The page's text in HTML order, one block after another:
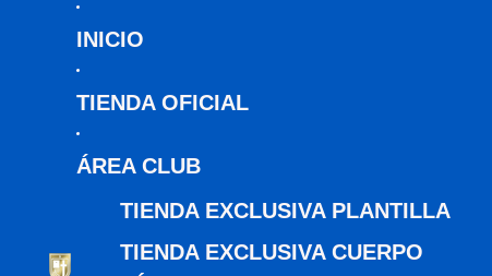
INICIO
TIENDA OFICIAL
ÁREA CLUB
TIENDA EXCLUSIVA PLANTILLA
TIENDA EXCLUSIVA CUERPO